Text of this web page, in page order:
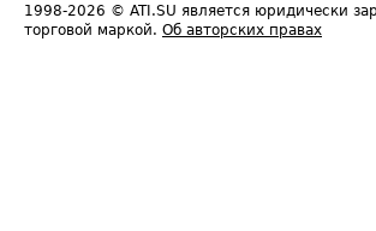
1998-2026 © ATI.SU является юридически
торговой маркой. Об авторских правах